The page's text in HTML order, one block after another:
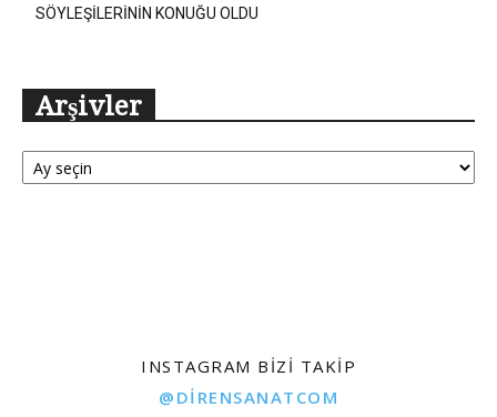
SÖYLEŞİLERİNİN KONUĞU OLDU
Arşivler
Arşivler
INSTAGRAM BIZI TAKIP
@DIRENSANATCOM